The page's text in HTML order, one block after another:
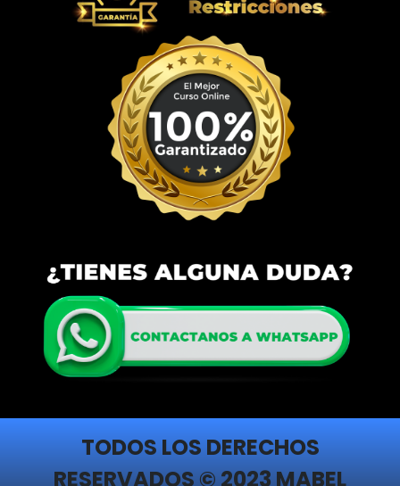
TODOS LOS DERECHOS
RESERVADOS © 2023 MABEL